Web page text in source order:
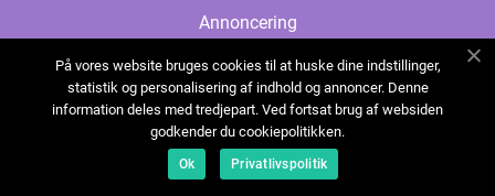
Annoncering
Cookies
Kontakt os
Sitemap
På vores website bruges cookies til at huske dine indstillinger,
statistik og personalisering af indhold og annoncer. Denne
information deles med tredjepart. Ved fortsat brug af websiden
godkender du cookiepolitikken.
Ok Privatlivspolitik